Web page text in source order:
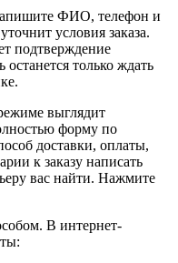
ФИО, телефон и
условия заказа.
подтверждение
только ждать
выглядит
форму по
доставки, оплаты,
к заказу написать
вас найти. Нажмите
В интернет-